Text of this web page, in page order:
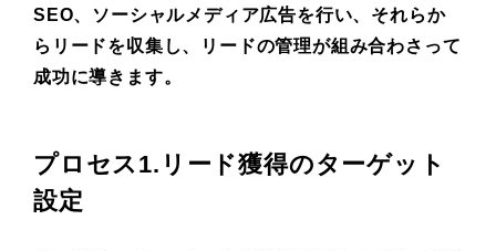
SEO、ソーシャルメディア広告を行い、それらか
らリードを収集し、リードの管理が組み合わさって
成功に導きます。
プロセス1.リード獲得のターゲット
設定